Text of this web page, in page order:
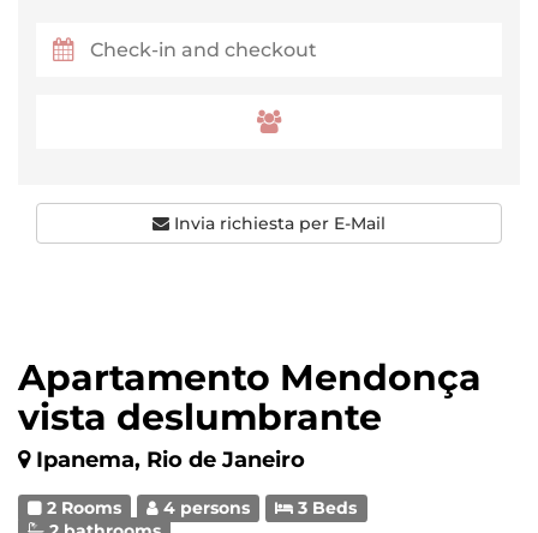
Apartamento Mendonça
vista deslumbrante
Ipanema, Rio de Janeiro
2 Rooms 4 persons
3 Beds
Invia richiesta per E-Mail